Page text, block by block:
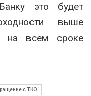
это будет
выше
на всем сроке
с ТКО